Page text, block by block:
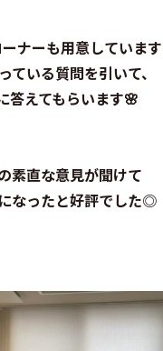
ナーも用意しています
ている質問を引いて、
答えてもらいます🌸
素直な意見が聞けて
なったと好評でした◎